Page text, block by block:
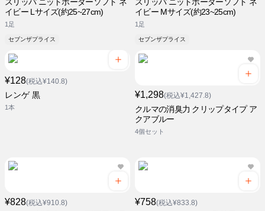
イビー Lサイズ(約25~27cm)
1足
セブンザプライス
イビー Mサイズ(約23~25cm)
1足
セブンザプライス
¥128(税込¥140.8)
レンゲ 黒
1本
¥1,298(税込¥1,427.8)
クルマの消臭力 クリップタイプ ア
クアブルー
4個セット
¥828(税込¥910.8) ¥758(税込¥833.8)